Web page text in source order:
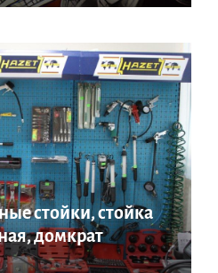
стойки, стойка
домкрат